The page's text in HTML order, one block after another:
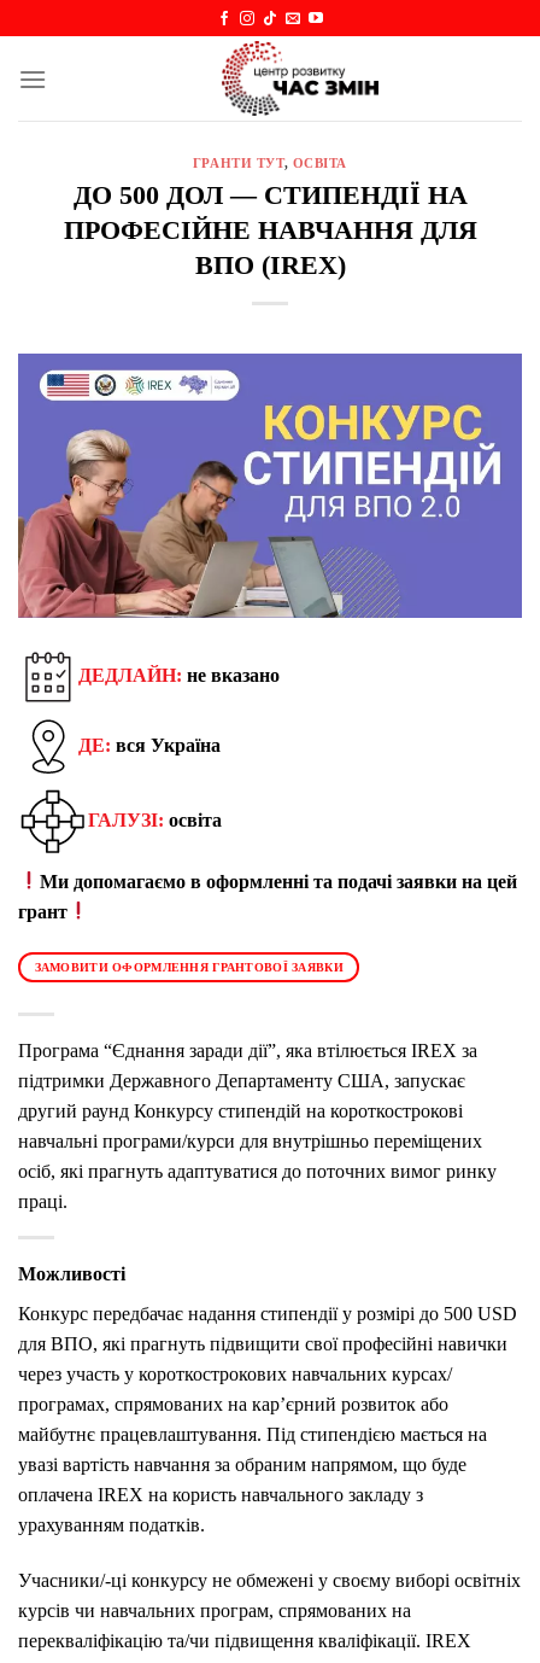
content
ГРАНТИ ТУТ, ОСВІТА
ДО 500 ДОЛ — СТИПЕНДІЇ НА
ПРОФЕСІЙНЕ НАВЧАННЯ ДЛЯ
ВПО (IREX)
ДЕДЛАЙН: не вказано
ДЕ: вся Україна
ГАЛУЗІ: освіта
Ми допомагаємо в оформленні та подачі заявки на цей
грант
ЗАМОВИТИ ОФОРМЛЕННЯ ГРАНТОВОЇ ЗАЯВКИ
Програма “Єднання заради дії”, яка втілюється IREX за
підтримки Державного Департаменту США, запускає
другий раунд Конкурсу стипендій на короткострокові
навчальні програми/курси для внутрішньо переміщених
осіб, які прагнуть адаптуватися до поточних вимог ринку
праці.
Можливості
Конкурс передбачає надання стипендії у розмірі до 500 USD
для ВПО, які прагнуть підвищити свої професійні навички
через участь у короткострокових навчальних курсах/
програмах, спрямованих на кар’єрний розвиток або
майбутнє працевлаштування. Під стипендією мається на
увазі вартість навчання за обраним напрямом, що буде
оплачена IREX на користь навчального закладу з
урахуванням податків.
Учасники/-ці конкурсу не обмежені у своєму виборі освітніх
курсів чи навчальних програм, спрямованих на
перекваліфікацію та/чи підвищення кваліфікації. IREX